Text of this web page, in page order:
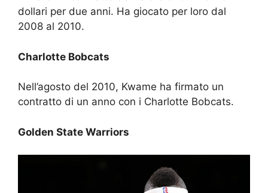
dollari per due anni. Ha giocato per loro dal
2008 al 2010.
Charlotte Bobcats
Nell’agosto del 2010, Kwame ha firmato un
contratto di un anno con i Charlotte Bobcats.
Golden State Warriors